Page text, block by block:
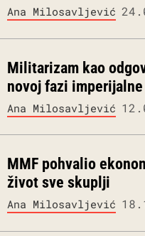
Ana Milosavljević
Militarizam kao
novoj fazi
Ana Milosavljević
MMF pohvalio
život sve skuplji
Ana Milosavljević